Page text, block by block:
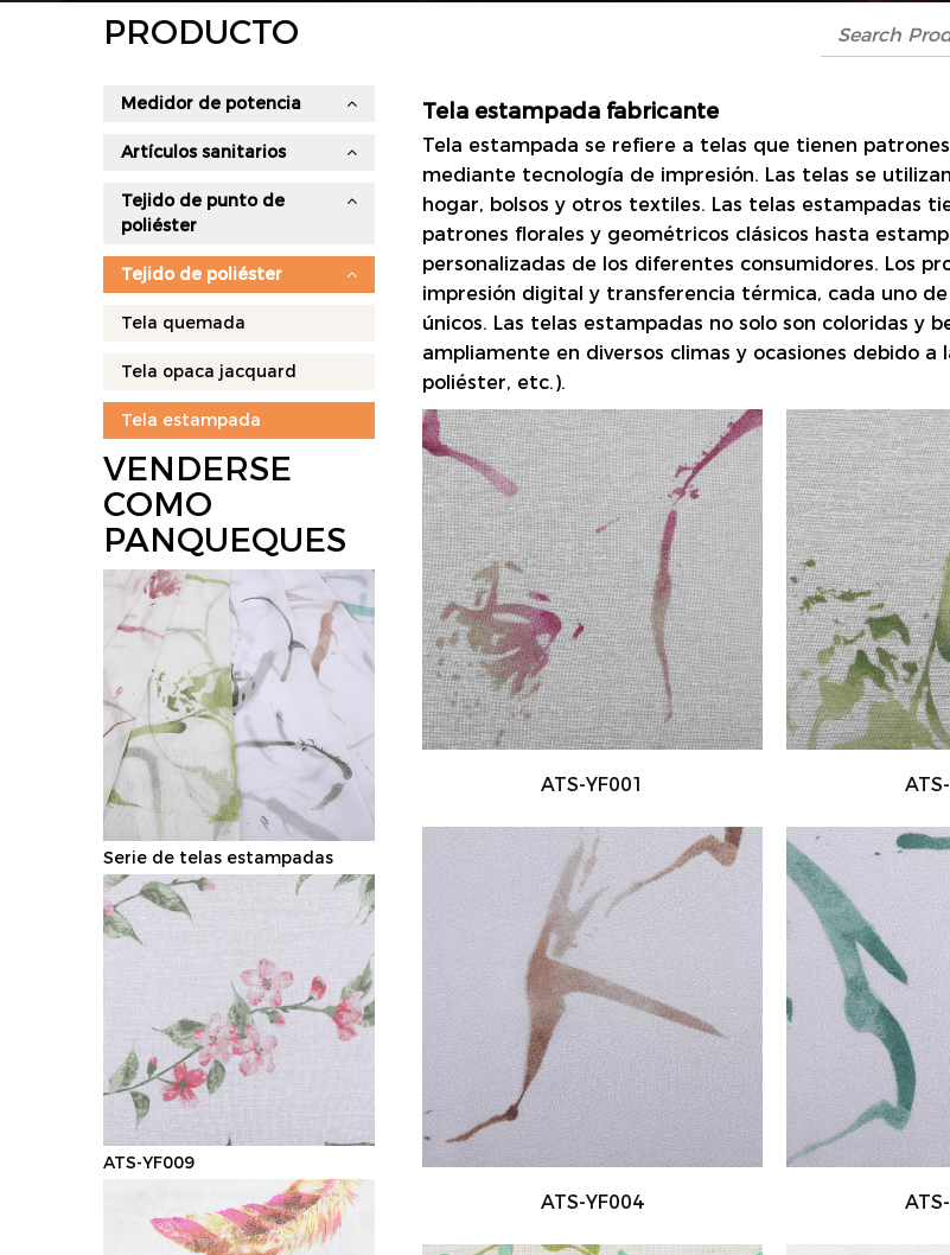
PRODUCTO
Medidor de potencia
Artículos sanitarios
Tejido de punto de
poliéster
Tejido de poliéster
Tela quemada
Tela opaca jacquard
Tela estampada
VENDERSE
COMO
PANQUEQUES
Serie de telas estampadas
ATS-YF009
Tela estampada fabricante
Tela estampadase refiere a telas que tienen
mediante tecnología de impresión. Las telas se
hogar, bolsos y otros textiles. Las telas estampadas
patrones florales y geométricos clásicos hasta
personalizadas de los diferentes consumidores. Los
impresión digital y transferencia térmica, cada uno
únicos. Las telas estampadas no solo son coloridas y
ampliamente en diversos climas y ocasiones debido
poliéster, etc.).
ATS-YF001
ATS-YF004